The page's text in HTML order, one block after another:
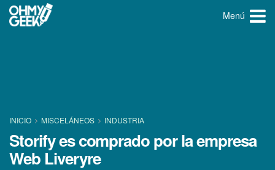
Menú
INICIO MISCELÁNEOS INDUSTRIA
Storify es comprado por la empresa
Web Liveryre